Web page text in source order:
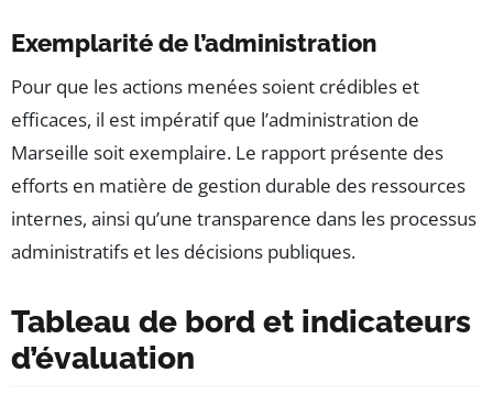
Exemplarité de l’administration
Pour que les actions menées soient crédibles et
efficaces, il est impératif que l’administration de
Marseille soit exemplaire. Le rapport présente des
efforts en matière de gestion durable des ressources
internes, ainsi qu’une transparence dans les processus
administratifs et les décisions publiques.
Tableau de bord et indicateurs
d’évaluation